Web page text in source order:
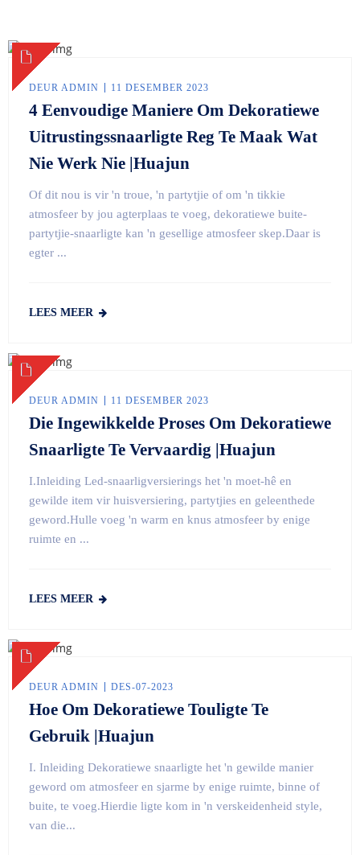
DEUR ADMIN 11 DESEMBER 2023
4 Eenvoudige Maniere Om Dekoratiewe
Uitrustingssnaarligte Reg Te Maak Wat
Nie Werk Nie |Huajun
Of dit nou is vir 'n troue, 'n partytjie of om 'n tikkie
atmosfeer by jou agterplaas te voeg, dekoratiewe buite-
partytjie-snaarligte kan 'n gesellige atmosfeer skep.Daar is
egter ...
LEES MEER
DEUR ADMIN 11 DESEMBER 2023
Die Ingewikkelde Proses Om Dekoratiewe
Snaarligte Te Vervaardig |Huajun
I.Inleiding Led-snaarligversierings het 'n moet-hê en
gewilde item vir huisversiering, partytjies en geleenthede
geword.Hulle voeg 'n warm en knus atmosfeer by enige
ruimte en ...
LEES MEER
DEUR ADMIN DES-07-2023
Hoe Om Dekoratiewe Touligte Te
Gebruik |Huajun
I. Inleiding Dekoratiewe snaarligte het 'n gewilde manier
geword om atmosfeer en sjarme by enige ruimte, binne of
buite, te voeg.Hierdie ligte kom in 'n verskeidenheid style,
van die...